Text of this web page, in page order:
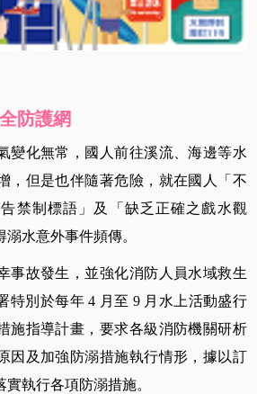
防護網
變化無常，國人前往溪流、海邊等水
，但是也伴隨著危險，就在國人「不
禁制標語」及「缺乏正確之戲水觀
水意外事件頻傳。
事故發生，並強化消防人員水域救生
特別於每年 4 月至 9 月水上活動盛行
施指導計畫，要求各級消防機關研析
因及加強防溺措施執行情形，據以訂
執行各項防溺措施。